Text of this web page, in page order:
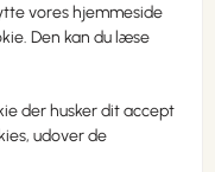
vores hjemmeside
Den kan du læse
der husker dit accept
udover de